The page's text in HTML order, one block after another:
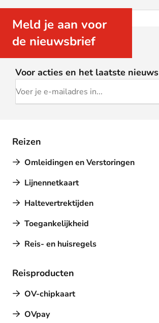
Meld je aan voor
de nieuwsbrief
Voor acties en het laatste nieuws
Reizen
Omleidingen en Verstoringen
Lijnennetkaart
Haltevertrektijden
Toegankelijkheid
Reis- en huisregels
Reisproducten
OV-chipkaart
OVpay